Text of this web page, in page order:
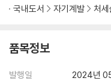
행복을 위해선 돈이 필요하단
행복은 증명하는 것이 아니란다
국내도서 자기계발 처
품목정보
발행일
2024년